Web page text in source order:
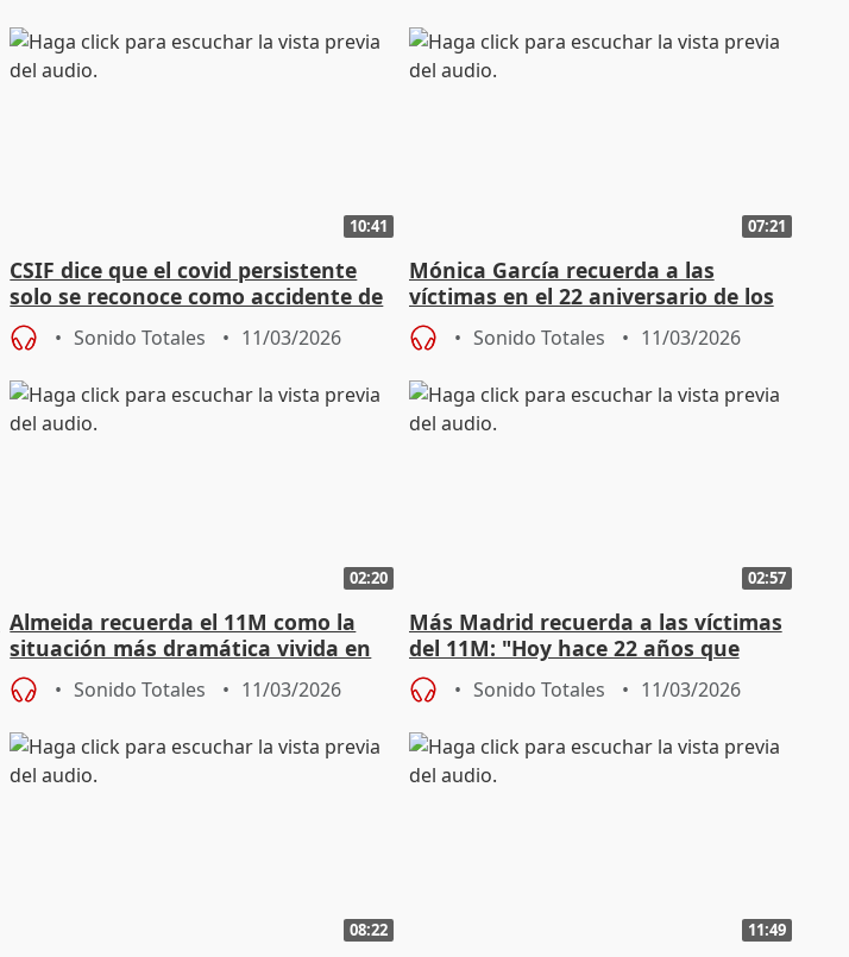
10:41
CSIF dice que el covid persistente
solo se reconoce como accidente de
trabajo a sanitarios
Sonido Totales 11/03/2026
07:21
Mónica García recuerda a las
víctimas en el 22 aniversario de los
atentados del 11-M
Sonido Totales 11/03/2026
02:20
Almeida recuerda el 11M como la
situación más dramática vivida en
Madrid
Sonido Totales 11/03/2026
02:57
Más Madrid recuerda a las víctimas
del 11M: "Hoy hace 22 años que
Madrid se apagó"
Sonido Totales 11/03/2026
08:22 11:49